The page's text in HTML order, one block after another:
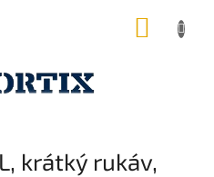
krátký rukáv,